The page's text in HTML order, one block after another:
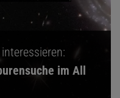
im All